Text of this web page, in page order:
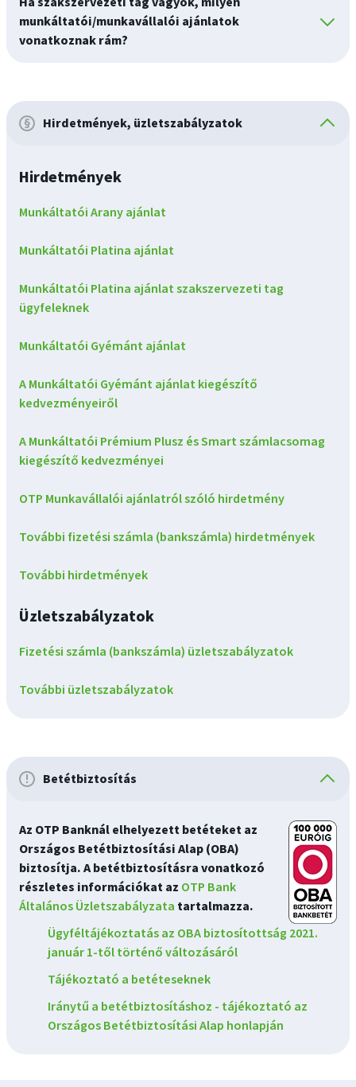
munkáltatói/munkavállalói ajánlatok
vonatkoznak rám?
Hirdetmények, üzletszabályzatok
Hirdetmények
Munkáltatói Arany ajánlat
Munkáltatói Platina ajánlat
Munkáltatói Platina ajánlat szakszervezeti tag
ügyfeleknek
Munkáltatói Gyémánt ajánlat
A Munkáltatói Gyémánt ajánlat kiegészítő
kedvezményeiről
A Munkáltatói Prémium Plusz és Smart számlacsomag
kiegészítő kedvezményei
OTP Munkavállalói ajánlatról szóló hirdetmény
További fizetési számla (bankszámla) hirdetmények
További hirdetmények
Üzletszabályzatok
Fizetési számla (bankszámla) üzletszabályzatok
További üzletszabályzatok
Betétbiztosítás
Az OTP Banknál elhelyezett betéteket az
Országos Betétbiztosítási Alap (OBA)
biztosítja. A betétbiztosításra vonatkozó
részletes információkat az OTP Bank
Általános Üzletszabályzata tartalmazza.
Ügyféltájékoztatás az OBA biztosítottság 2021.
január 1-től történő változásáról
Tájékoztató a betéteseknek
Iránytű a betétbiztosításhoz - tájékoztató az
Országos Betétbiztosítási Alap honlapján